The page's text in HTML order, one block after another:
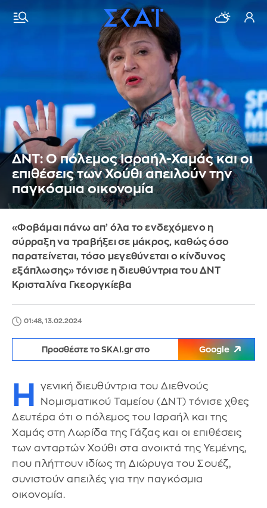
ΔΝΤ: Ο πόλεμος Ισραήλ-Χαμάς και οι
επιθέσεις των Χούθι απειλούν την
παγκόσμια οικονομία
«Φοβάμαι πάνω απ’ όλα το ενδεχόμενο η
σύρραξη να τραβήξει σε μάκρος, καθώς όσο
παρατείνεται, τόσο μεγεθύνεται ο κίνδυνος
εξάπλωσης» τόνισε η διευθύντρια του ΔΝΤ
Κρισταλίνα Γκεοργκίεβα
01:48, 13.02.2024
Προσθέστε το SKAI.gr στο Google
Η
γενική διευθύντρια του Διεθνούς
Νομισματικού Ταμείου (ΔΝΤ) τόνισε χθες
Δευτέρα ότι ο πόλεμος του Ισραήλ και της
Χαμάς στη Λωρίδα της Γάζας και οι επιθέσεις
των ανταρτών Χούθι στα ανοικτά της Υεμένης,
που πλήττουν ιδίως τη Διώρυγα του Σουέζ,
συνιστούν απειλές για την παγκόσμια
οικονομία.